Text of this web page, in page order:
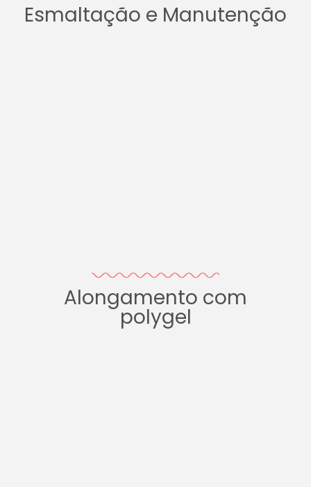
Esmaltação e Manutenção
Alongamento com
polygel